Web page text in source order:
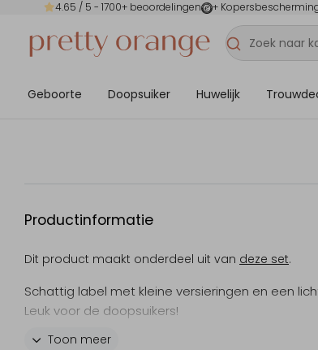
4.65 / 5 - 1700+ beoordelingen +
Geboorte Doopsuiker Huwelijk
Productinformatie
Dit product maakt onderdeel uit van deze set.
Schattig label met kleine versieringen en een
Leuk voor de doopsuikers!
Toon meer